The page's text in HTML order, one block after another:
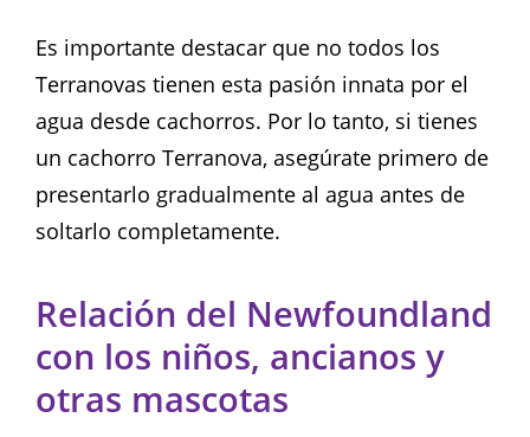
Es importante destacar que no todos los
Terranovas tienen esta pasión innata por el
agua desde cachorros. Por lo tanto, si tienes
un cachorro Terranova, asegúrate primero de
presentarlo gradualmente al agua antes de
soltarlo completamente.
Relación del Newfoundland
con los niños, ancianos y
otras mascotas